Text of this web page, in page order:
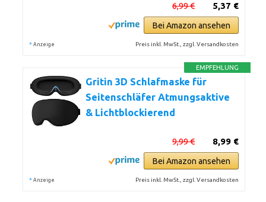
5,37 €
6,99 €
Bei Amazon ansehen
* Anzeige Preis inkl. MwSt., zzgl. Versandkosten
EMPFEHLUNG
Gritin 3D Schlafmaske für
Seitenschläfer Atmungsaktive
& Lichtblockierend
8,99 €
9,99 €
Bei Amazon ansehen
* Anzeige Preis inkl. MwSt., zzgl. Versandkosten